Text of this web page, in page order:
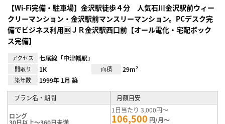
【Wi-Fi完備・駐車場】金沢駅徒歩４分 人気石川金沢駅前ウィー
クリーマンション・金沢駅前マンスリーマンション。PCデスク完
備でビジネス利用🆗ＪＲ金沢駅西口前【オール電化・宅配ボック
ス完備】
アクセス 七尾線「中津幡駅」
間取り 1K 面積 29m²
築年数 1999年 1月 築
プラン名・期間 月額目安
ロング
30日以上～360日未満
1日当たり 3,000円～
106,500 円/月～